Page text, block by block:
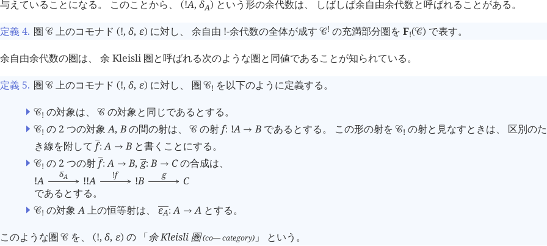
与えていることになる。 このことから、
( !A, δA) という形の余代数は、 しばしば余自由余代数と呼ばれることがある。
定義 4. 圏󰒚 上のコモナド ( !, δ, ε) に対し、 余自由 !-余代数の全体が成す󰒚! の充満部分圏を F!(󰒚) で表す。
余自由余代数の圏は、 余 Kleisli 圏と呼ばれる次のような圏と同値であることが知られている。
定義 5. 圏󰒚 上のコモナド ( !, δ, ε) に対し、 圏󰒚! を以下のように定義する。
󰒚! の対象は、󰒚 の対象と同じであるとする。
󰒚! の 2 つの対象A, Bの間の射は、󰒚の射f: !A → Bであるとする。 この形の射を󰒚! の射と見なすときは、 区別の
き線を附して f: A → B と書くことにする。
󰒚! の 2 つの射f: A → B, g: B → Cの合成は、
!A !!A !B C
δA !f g
であるとする。
󰒚! の対象A上の恒等射は、 εA: A → A とする。
このような圏󰒚 を、 ( !, δ, ε) の 「余 Kleisli 圏(co— category)」 という。